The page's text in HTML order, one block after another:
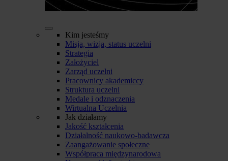
Kim jesteśmy
Misja, wizja, status uczelni
Strategia
Założyciel
Zarząd uczelni
Pracownicy akademiccy
Struktura uczelni
Medale i odznaczenia
Wirtualna Uczelnia
Jak działamy
Jakość kształcenia
Działalność naukowo-badawcza
Zaangażowanie społeczne
Współpraca międzynarodowa